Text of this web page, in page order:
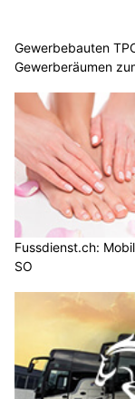
Gewerbebauten
Gewerberäumen
Fussdienst.ch:
SO